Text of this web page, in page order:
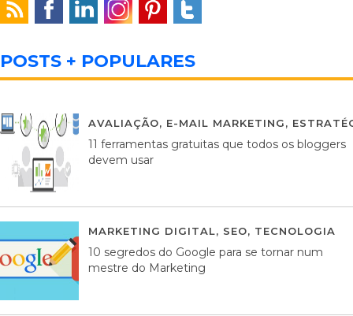
POSTS + POPULARES
AVALIAÇÃO, E-MAIL MARKETING,
11 ferramentas gratuitas que todos os bloggers
devem usar
MARKETING DIGITAL, SEO, TECNOLOGIA
10 segredos do Google para se tornar num
mestre do Marketing